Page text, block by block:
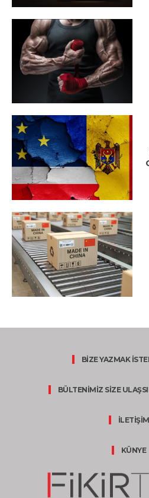
BİZE YAZMAK
BÜLTENİMİZ SİZE
İLETİŞİM
KÜNYE